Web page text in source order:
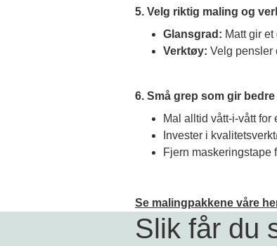
5. Velg riktig maling og
Glansgrad: Matt gir
Verktøy: Velg pensler
6. Små grep som gir
Mal alltid vått-i-vått for
Invester i
Fjern maskeringstape
Se malingpakkene våre
Slik får du